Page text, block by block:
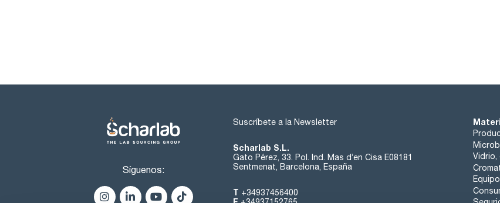
Síguenos:
Suscríbete a la Newsletter
Scharlab S.L.
Gato Pérez, 33. Pol. Ind. Mas d’en Cisa E08181
Sentmenat, Barcelona, España
T +34937456400
Vidrio,